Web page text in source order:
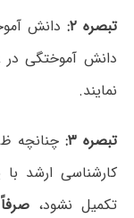
تبصره ۲:
نمایند.
تبصره ۳:
چنانچه
کارشناسی ارشد با
تکمیل نشود،